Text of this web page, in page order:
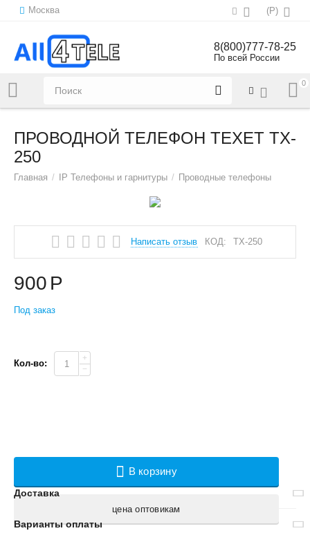
Москва (Р)
Напишите нам:sales@all4tele.com
8(800)777-78-25
По всей России
0
ПРОВОДНОЙ ТЕЛЕФОН TEXET TX-
250
Главная / IP Телефоны и гарнитуры / Проводные телефоны
Написать отзыв КОД: TX-250
900 Р
Под заказ
Кол-во:
+
−
В корзину
цена оптовикам
Доставка
Варианты оплаты